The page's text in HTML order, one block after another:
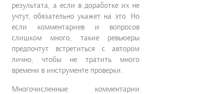
результата, а если в доработке их не
учтут, обязательно укажет на это. Но
если комментариев и вопросов
слишком много, такие ревьюеры
предпочтут встретиться с автором
лично, чтобы не тратить много
времени в инструменте проверки.
Многочисленные комментарии